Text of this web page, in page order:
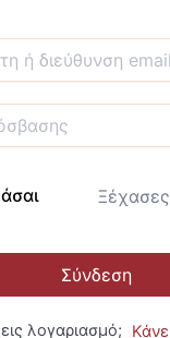
Σύνδεση
λογαριασμό;